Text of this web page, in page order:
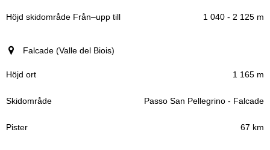
1 040 - 2 125 m
Falcade (Valle del Biois)
1 165 m
Passo San Pellegrino - Falcade
67 km